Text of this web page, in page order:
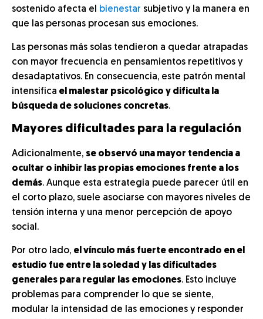
sostenido afecta el
bienestar subjetivo y la manera en
que las personas procesan sus emociones.
Las personas más solas tendieron a quedar atrapadas
con mayor frecuencia en pensamientos repetitivos y
desadaptativos. En consecuencia, este patrón mental
intensifica el malestar psicológico y dificulta la
búsqueda de soluciones concretas.
Mayores dificultades para la regulación
Adicionalmente, se observó una mayor tendencia a
ocultar o inhibir las propias emociones frente a los
demás. Aunque esta estrategia puede parecer útil en
el corto plazo, suele asociarse con mayores niveles de
tensión interna y una menor percepción de apoyo
social.
Por otro lado, el vínculo más fuerte encontrado en el
estudio fue entre la soledad y las dificultades
generales para regular las emociones. Esto incluye
problemas para comprender lo que se siente,
modular la intensidad de las emociones y responder